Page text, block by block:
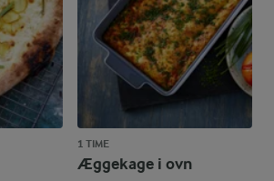
1 TIME
Æggekage i ovn